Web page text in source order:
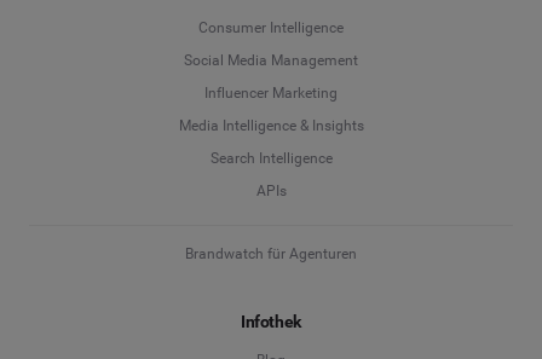
Consumer Intelligence
Social Media Management
Influencer Marketing
Media Intelligence & Insights
Search Intelligence
APIs
Brandwatch für Agenturen
Infothek